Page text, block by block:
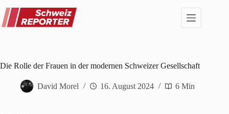
Inhalt
springen
Die Rolle der Frauen in der modernen Schweizer Gesellschaft
David Morel 16. August 2024 6 Min